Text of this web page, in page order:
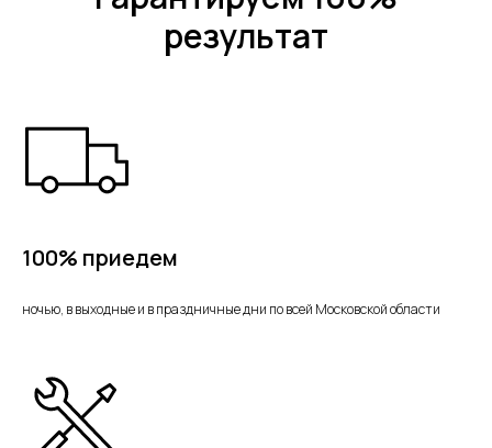
результат
100% приедем
ночью, в выходные и в праздничные дни по всей Московской области